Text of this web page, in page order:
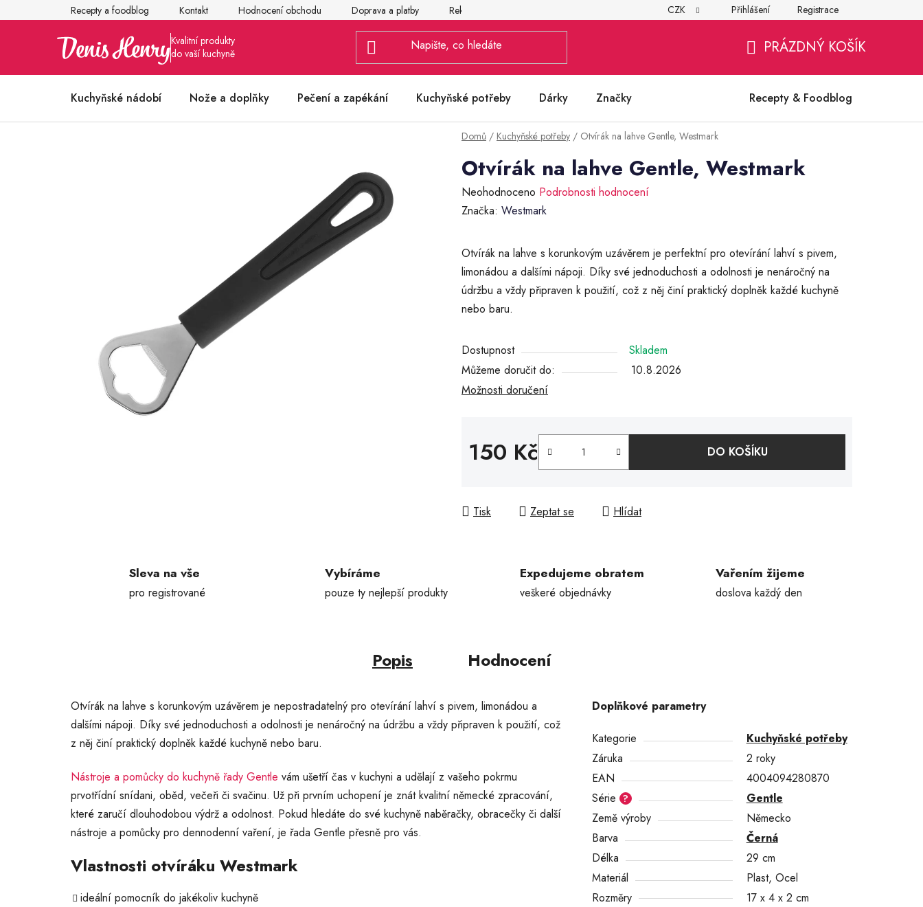
na
Recepty a foodblog Kontakt Hodnocení obchodu Doprava a platby Reklamace Všeobecné obchodní podmínky Ochrana osobních údajů
CZK Přihlášení Registrace
KOŠÍK
PRÁZDNÝ KOŠÍK
Kuchyňské nádobí Nože a doplňky Pečení a zapékání Kuchyňské potřeby Dárky Značky Recepty & Foodblog
Domů / Kuchyňské potřeby / Otvírák na lahve Gentle, Westmark
Otvírák na lahve Gentle, Westmark
Průměrné
hodnocení
je
0,0
z
Neohodnoceno Podrobnosti hodnocení
Značka: Westmark
Otvírák na lahve s korunkovým uzávěrem je perfektní pro otevírání lahví s pivem,
limonádou a dalšími nápoji. Díky své jednoduchosti a odolnosti je nenáročný na
údržbu a vždy připraven k použití, což z něj činí praktický doplněk každé kuchyně
nebo baru.
Dostupnost
Skladem
Můžeme doručit do:
10.8.2026
Možnosti doručení
150 Kč DO KOŠÍKU
Tisk Zeptat se Hlídat
Sleva na vše
pro registrované
Vybíráme
pouze ty nejlepší produkty
Expedujeme obratem
veškeré objednávky
Vařením žijeme
doslova každý den
Popis Hodnocení
Otvírák na lahve s korunkovým uzávěrem je nepostradatelný pro otevírání lahví s pivem, limonádou a
dalšími nápoji. Díky své jednoduchosti a odolnosti je nenáročný na údržbu a vždy připraven k použití, což
z něj činí praktický doplněk každé kuchyně nebo baru.
Nástroje a pomůcky do kuchyně řady Gentle vám ušetří čas v kuchyni a udělají z vašeho pokrmu
prvotřídní snídani, oběd, večeři či svačinu. Už při prvním uchopení je znát kvalitní německé zpracování,
které zaručí dlouhodobou výdrž a odolnost. Pokud hledáte do své kuchyně naběračky, obracečky či další
nástroje a pomůcky pro dennodenní vaření, je řada Gentle přesně pro vás.
Vlastnosti otvíráku Westmark
ideální pomocník do jakékoliv kuchyně
Doplňkové parametry
Kategorie
Kuchyňské potřeby
Záruka
2 roky
EAN
4004094280870
?
Série
Gentle
Země výroby
Německo
Barva
Černá
Délka
29 cm
Materiál
Plast, Ocel
Rozměry
17 x 4 x 2 cm